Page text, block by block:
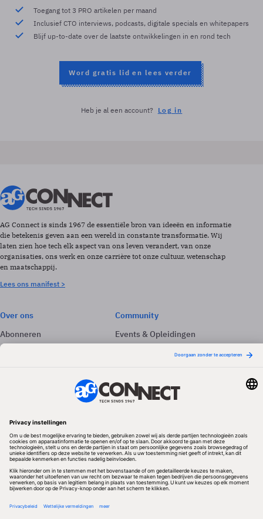
Toegang tot 3 PRO artikelen per maand
Inclusief CTO interviews, podcasts, digitale specials en whitepapers
Blijf up-to-date over de laatste ontwikkelingen in en rond tech
Word gratis lid en lees verder
Heb je al een account? Log in
AG Connect is sinds 1967 de essentiële bron van ideeën en informatie
die betekenis geven aan een wereld in constante transformatie. Wij
laten zien hoe tech elk aspect van ons leven verandert, van onze
organisaties, ons werk en onze carrière tot onze cultuur, wetenschap
en maatschappij.
Lees ons manifest >
Over ons
Abonneren
Adverteren
Community
Events & Opleidingen
Nieuwsbrieven
Volg ons
Redactionele partner